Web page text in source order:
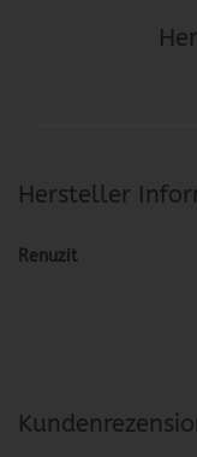
Hersteller
Renuzit